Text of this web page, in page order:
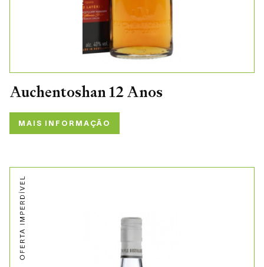
Auchentoshan 12 Anos
MAIS INFORMAÇÃO